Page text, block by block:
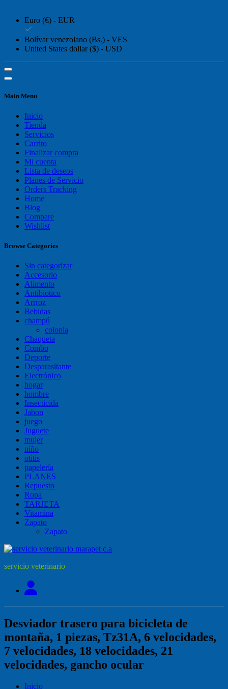
Euro (€) - EUR
Bolívar venezolano (Bs.) - VES
United States dollar ($) - USD
Main Menu
Inicio
Tienda
Servicios
Carrito
Finalizar compra
Mi cuenta
Lista de deseos
Planes de Servicio
Orders Tracking
Home
Blog
Compare
Wishlist
Browse Categories
Sin categorizar
Accesorio
Alimento
Antibiotico
Arrroz
Bebidas
champú
colonia
Chaqueta
Combo
Deporte
Desparasitante
Electrónico
hogar
hombre
Insecticida
Jabon
juego
Juguete
mujer
niño
otitis
papelería
PLANES
Repuesto
Ropa
TARJETA
Vitamina
Zapato
Zapato
servicio veterinario
Desviador trasero para bicicleta de
montaña, 1 piezas, Tz31A, 6 velocidades,
7 velocidades, 18 velocidades, 21
velocidades, gancho ocular
Inicio